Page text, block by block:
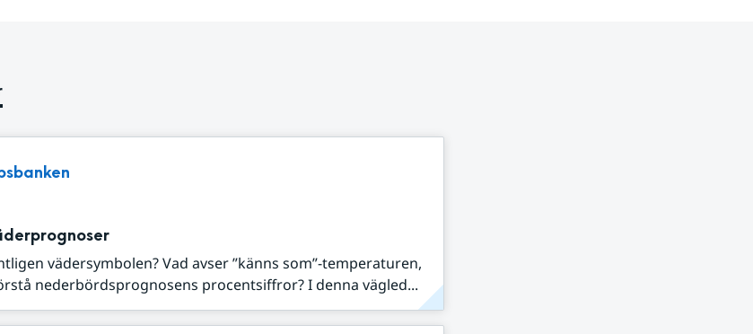
vädersymbolen? Vad avser ”känns som”-temperaturen,
nederbördsprognosens procentsiffror? I denna vägled...